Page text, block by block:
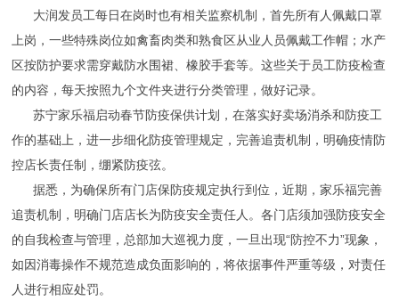
大润发员工每日在岗时也有相关监察机制，首先所有人佩戴口罩
上岗，一些特殊岗位如禽畜肉类和熟食区从业人员佩戴工作帽；水产
区按防护要求需穿戴防水围裙、橡胶手套等。这些关于员工防疫检查
的内容，每天按照九个文件夹进行分类管理，做好记录。
苏宁家乐福启动春节防疫保供计划，在落实好卖场消杀和防疫工
作的基础上，进一步细化防疫管理规定，完善追责机制，明确疫情防
控店长责任制，绷紧防疫弦。
据悉，为确保所有门店保防疫规定执行到位，近期，家乐福完善
追责机制，明确门店店长为防疫安全责任人。各门店须加强防疫安全
的自我检查与管理，总部加大巡视力度，一旦出现“防控不力”现象，
如因消毒操作不规范造成负面影响的，将依据事件严重等级，对责任
人进行相应处罚。